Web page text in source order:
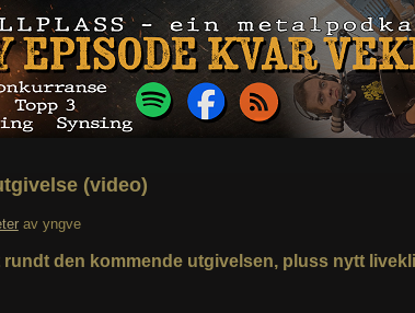
(video)
av yngve
rundt den kommende utgivelsen, pluss nytt